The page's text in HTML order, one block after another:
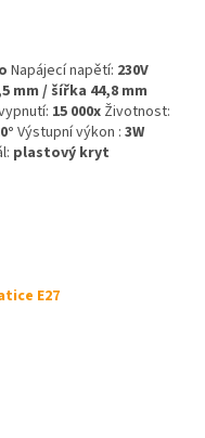
Napájecí napětí: 230V
mm / šířka 44,8 mm
15 000x Životnost:
Výstupní výkon : 3W
plastový kryt
E27